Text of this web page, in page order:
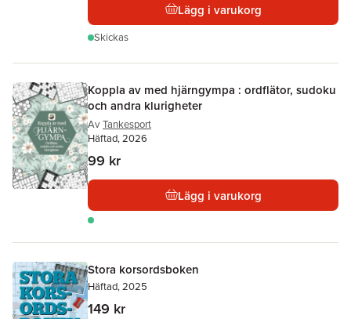
Lägg i varukorg
Skickas
Koppla av med hjärngympa : ordflätor, sudoku
och andra klurigheter
Av Tankesport
Häftad, 2026
99 kr
Lägg i varukorg
Stora korsordsboken
Häftad, 2025
149 kr